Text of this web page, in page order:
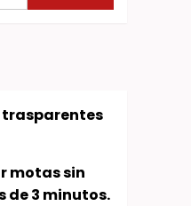
trasparentes
motas sin
de 3 minutos.